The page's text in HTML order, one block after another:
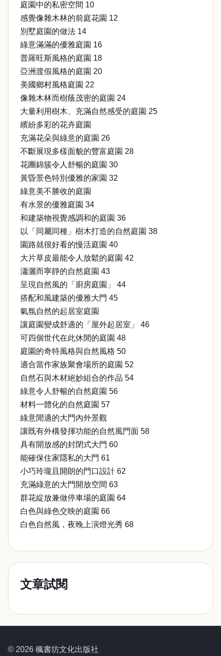
庭園中的私密空間 10
感覺像雜木林的前庭花園 12
別墅庭園的做法 14
綠意滿滿的優雅庭園 16
普羅旺斯風格的庭園 18
亞洲渡假風格的庭園 20
美國鄉村風格庭園 22
像雜木林而樹蔭茂密的庭園 24
大量利用樹木、充滿自然感受的庭園 25
繽紛多彩的花卉庭園
充滿花朵與綠意的庭園 26
不斷展現多樣面貌的豐富庭園 28
花團錦簇令人舒暢的庭園 30
黃昏景色特別優雅的家園 32
綠意美不勝收的庭園
有水景的優雅庭園 34
和建築物視覺感調和的庭園 36
以「同屬同種」樹木打造的自然庭園 38
園路就很好看的慢活庭園 40
大片草皮最能令人放鬆的庭園 42
瀟灑而寧靜的自然庭園 43
呈現自然風的「廚房庭園」 44
搭配和風建築的優雅大門 45
氣氛自然的起居室庭園
讓庭園變成舒適的「屋外起居室」 46
可四個世代在此休閒的庭園 48
庭園的奇特風格與自然風格 50
適合當作家族聚會場所的庭園 52
自然石與木材絕妙組合的作品 54
綠意令人舒暢的自然庭園 56
材料一體化的自然庭園 57
綠意閒適的大門內外景觀
讓既有外構發揮功能的自然風門面 58
具有開放感的封閉式大門 60
能確保住家隱私的大門 61
小巧玲瓏且開朗的門口設計 62
充滿綠意的大門開放空間 63
群花綻放兼做停車場的庭園 64
白色與綠色交映的庭園 66
白色自然風，夜晚上演燈光秀 68
文章試閱
© 2026 楓書坊文化出版社